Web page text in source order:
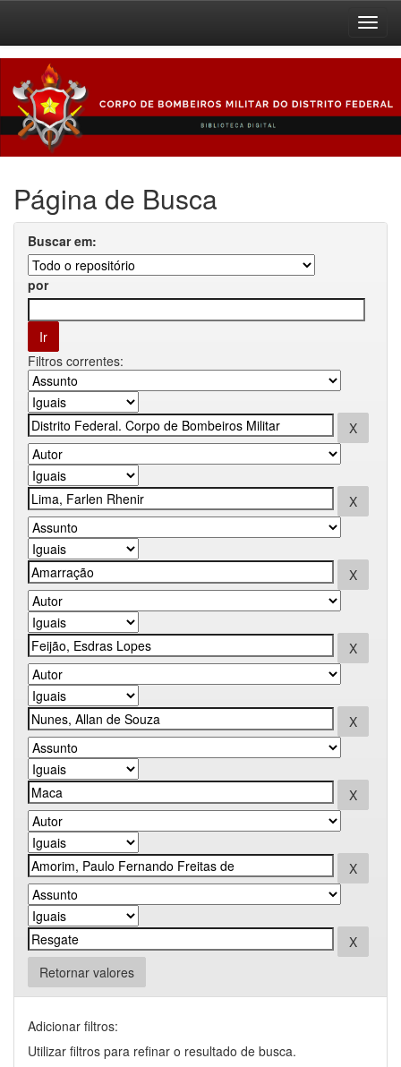
navigation
Página de Busca
Buscar em:
por
Filtros correntes:
Retornar valores
Adicionar filtros:
Utilizar filtros para refinar o resultado de busca.